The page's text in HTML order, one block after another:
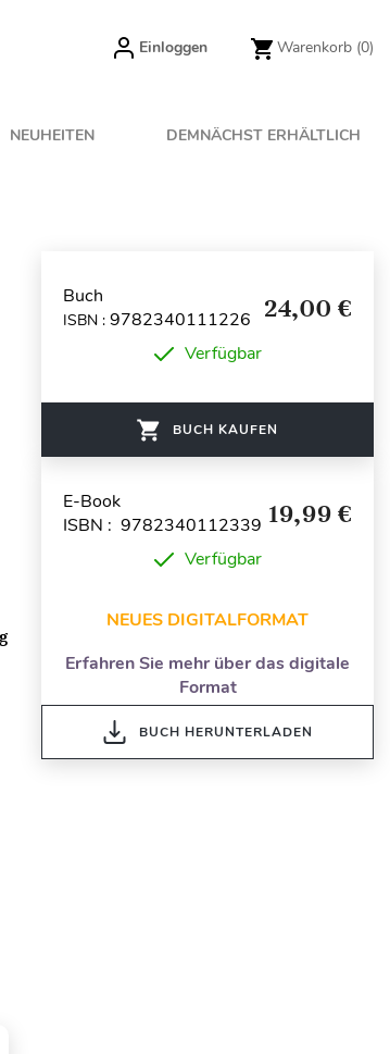
Einloggen Warenkorb (0)
NEUHEITEN DEMNÄCHST ERHÄLTLICH
Buch
ISBN : 9782340111226 24,00 €
Verfügbar
BUCH KAUFEN
E-Book
ISBN : 9782340112339 19,99 €
Verfügbar
NEUES DIGITALFORMAT
Erfahren Sie mehr über das digitale
Format
BUCH HERUNTERLADEN